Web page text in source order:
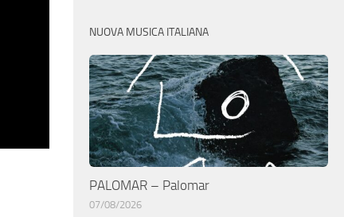
NUOVA MUSICA ITALIANA
PALOMAR – Palomar
07/08/2026